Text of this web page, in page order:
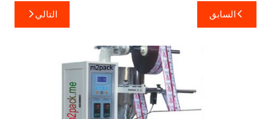
تصفّح
المقالات
السابق التالي